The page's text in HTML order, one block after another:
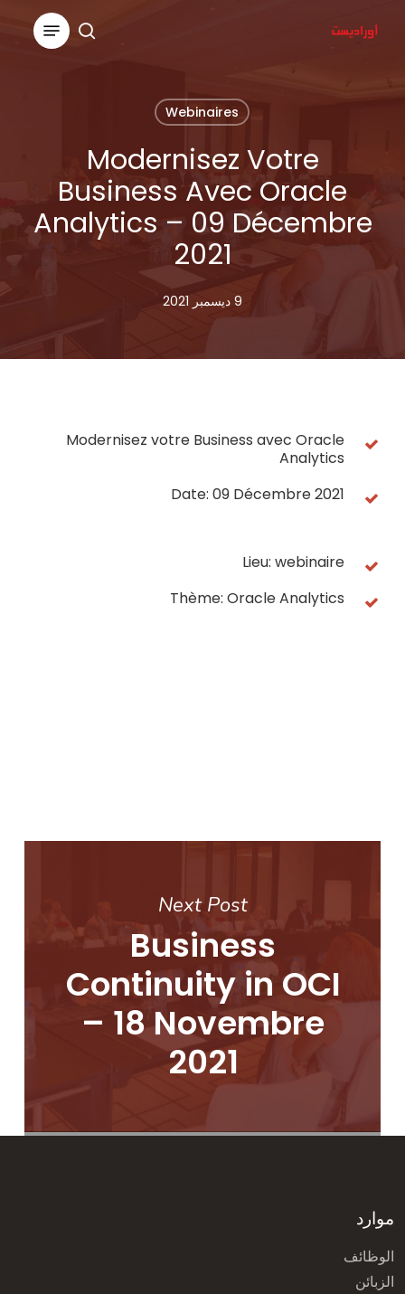
content
search
Menu
Webinaires
Modernisez Votre
Business Avec Oracle
Analytics – 09 Décembre
2021
9 ديسمبر 2021
Modernisez votre Business avec Oracle
Analytics
Date: 09 Décembre 2021
Lieu: webinaire
Thème: Oracle Analytics
Next Post
Business
Continuity in OCI
– 18 Novembre
2021
موارد
الوظائف
الزبائن